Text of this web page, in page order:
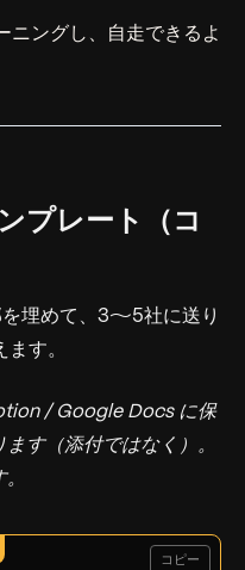
ニングし、自走できるよ
プレート（コ
埋めて、3〜5社に送り
す。
/ Google Docs に保
す（添付ではなく）。
コピー